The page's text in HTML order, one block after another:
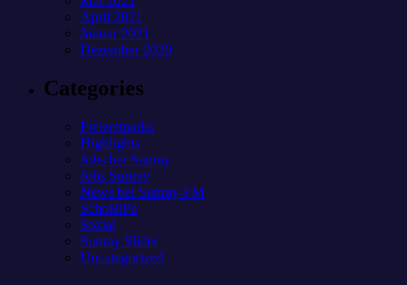
April 2021
Januar 2021
Dezember 2020
Categories
Freizeitparks
Highlights
Jobs bei Sunray
Jobs Sunray
News bei Sunray-FM
SchoBiPa
Sozial
Sunray Slider
Uncategorized